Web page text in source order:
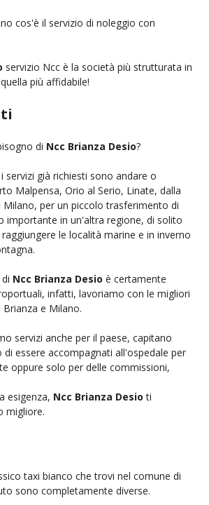
cos'è il servizio di noleggio con
servizio Ncc è la società più strutturata in
più affidabile!
di Ncc Brianza Desio?
servizi già richiesti sono andare o
Malpensa, Orio al Serio, Linate, dalla
Milano, per un piccolo trasferimento di
importante in un'altra regione, di solito
le località marine e in inverno
Ncc Brianza Desio è certamente
infatti, lavoriamo con le migliori
e Milano.
servizi anche per il paese, capitano
di essere accompagnati all'ospedale per
oppure solo per delle commissioni,
esigenza, Ncc Brianza Desio ti
migliore.
taxi bianco che trovi nel comune di
sono completamente diverse.